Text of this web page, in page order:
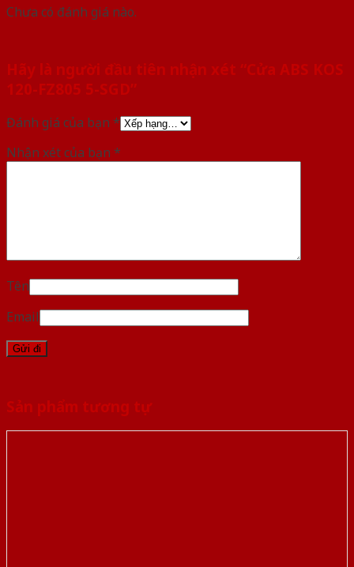
Chưa có đánh giá nào.
Hãy là người đầu tiên nhận xét “Cửa ABS KOS
120-FZ805 5-SGD”
Đánh giá của bạn *
Nhận xét của bạn *
Tên
Email
Sản phẩm tương tự